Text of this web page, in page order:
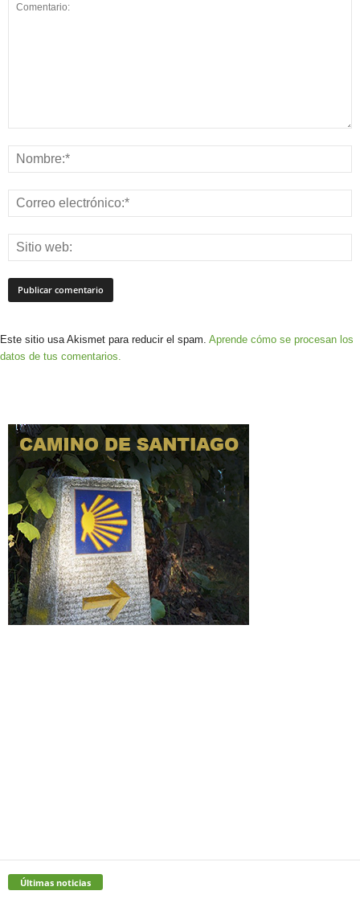
Este sitio usa Akismet para reducir el spam. Aprende cómo se procesan los
datos de tus comentarios.
Últimas noticias